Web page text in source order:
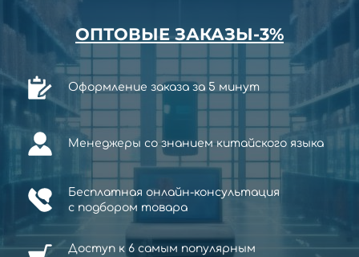
ОПТОВЫЕ ЗАКАЗЫ-3%
Оформление заказа за 5 минут
Менеджеры со знанием китайского языка
Бесплатная онлайн-консультация
с подбором товара
Доступ к 6 самым популярным